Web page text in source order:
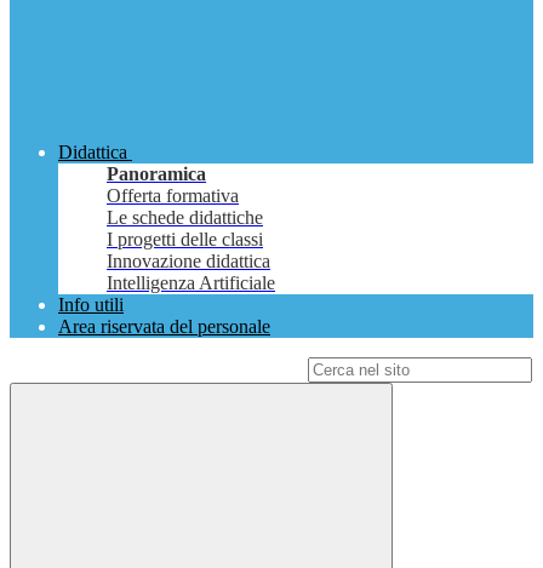
Didattica
Panoramica
Offerta formativa
Le schede didattiche
I progetti delle classi
Innovazione didattica
Intelligenza Artificiale
Info utili
Area riservata del personale